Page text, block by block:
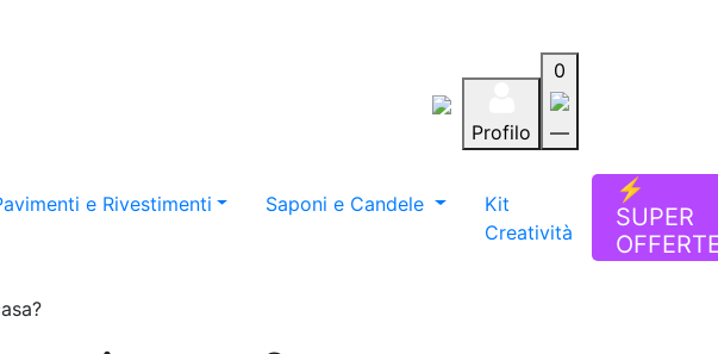
Profilo
0
—
e Rivestimenti Saponi e Candele
Kit
Creatività
⚡
SUPER